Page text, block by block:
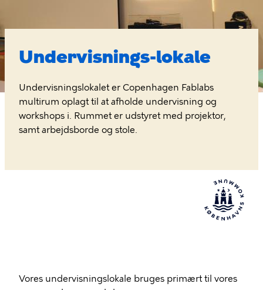
Undervisnings-lokale
Undervisningslokalet er Copenhagen Fablabs
multirum oplagt til at afholde undervisning og
workshops i. Rummet er udstyret med projektor,
samt arbejdsborde og stole.
Vores undervisningslokale bruges primært til vores